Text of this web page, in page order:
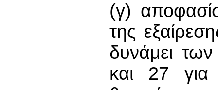
(γ)
της
δυνάμει
και 27 για